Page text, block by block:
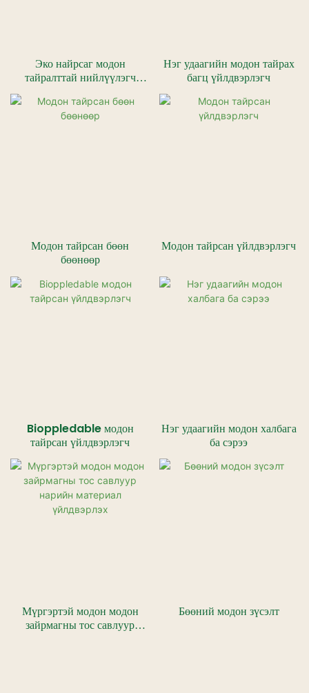
Эко найрсаг модон
тайралттай нийлүүлэгч
Нэг удаагийн модон тайрах
багц үйлдвэрлэгч
Модон тайрсан бөөн
бөөнөөр
Модон тайрсан үйлдвэрлэгч
Bioppledable модон
тайрсан үйлдвэрлэгч
Нэг удаагийн модон халбага
ба сэрээ
Мүргэртэй модон модон
зайрмагны тос савлуур
Бөөний модон зүсэлт